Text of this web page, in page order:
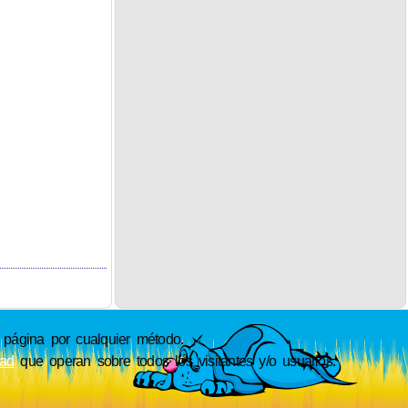
por cualquier método.
que operan sobre todos los visitantes y/o usuarios.